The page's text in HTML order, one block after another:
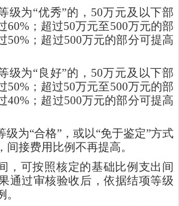
级为“优秀”的，50万元及以下部
60%；超过50万元至500万元的部
50%；超过500万元的部分可提高
级为“良好”的，50万元及以下部
50%；超过50万元至500万元的部
40%；超过500万元的部分可提高
级为“合格”，或以“免于鉴定”方式
间接费用比例不再提高。
，可按照核定的基础比例支出间
通过审核验收后，依据结项等级